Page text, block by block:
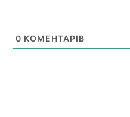
0 КОМЕНТАРІВ